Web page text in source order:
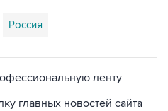
Россия
ленту
главных новостей сайта